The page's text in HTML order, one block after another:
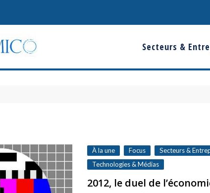
Secteurs &
Banques &
Défense &
Santé &
Technologies &
À la une Focus
Secteurs &
Technologies & Médias
2012, le duel de